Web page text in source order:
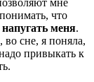
мне
что
напугать меня.
во сне, я поняла,
привыкать к